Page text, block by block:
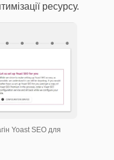
ресурсу.
Yoast SEO для